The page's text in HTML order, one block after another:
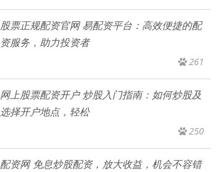
股票正规配资官网 易配资平台：高效便捷的配
资服务，助力投资者
261
网上股票配资开户 炒股入门指南：如何炒股及
选择开户地点，轻松
250
配资网 免息炒股配资，放大收益，机会不容错